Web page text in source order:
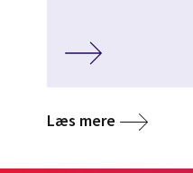
Læs mere